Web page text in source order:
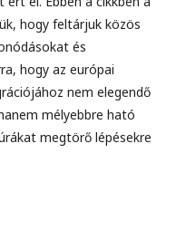
hogy feltárjuk közös
és
hogy az európai
nem elegendő
mélyebbre ható
megtörő lépésekre